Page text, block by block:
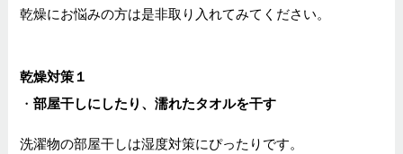
乾燥にお悩みの方は是非取り入れてみてください。
乾燥対策１
・ 部屋干しにしたり、濡れたタオルを干す
洗濯物の部屋干しは湿度対策にぴったりです。